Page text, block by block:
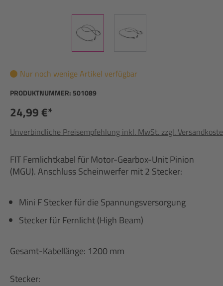
Nur noch wenige Artikel verfügbar
PRODUKTNUMMER: 501089
24,99 €*
Unverbindliche Preisempfehlung inkl. MwSt. zzgl.
FIT Fernlichtkabel für Motor-Gearbox-Unit Pinion
(MGU). Anschluss Scheinwerfer mit 2 Stecker:
Mini F Stecker für die Spannungsversorgung
Stecker für Fernlicht (High Beam)
Gesamt-Kabellänge: 1200 mm
Stecker: